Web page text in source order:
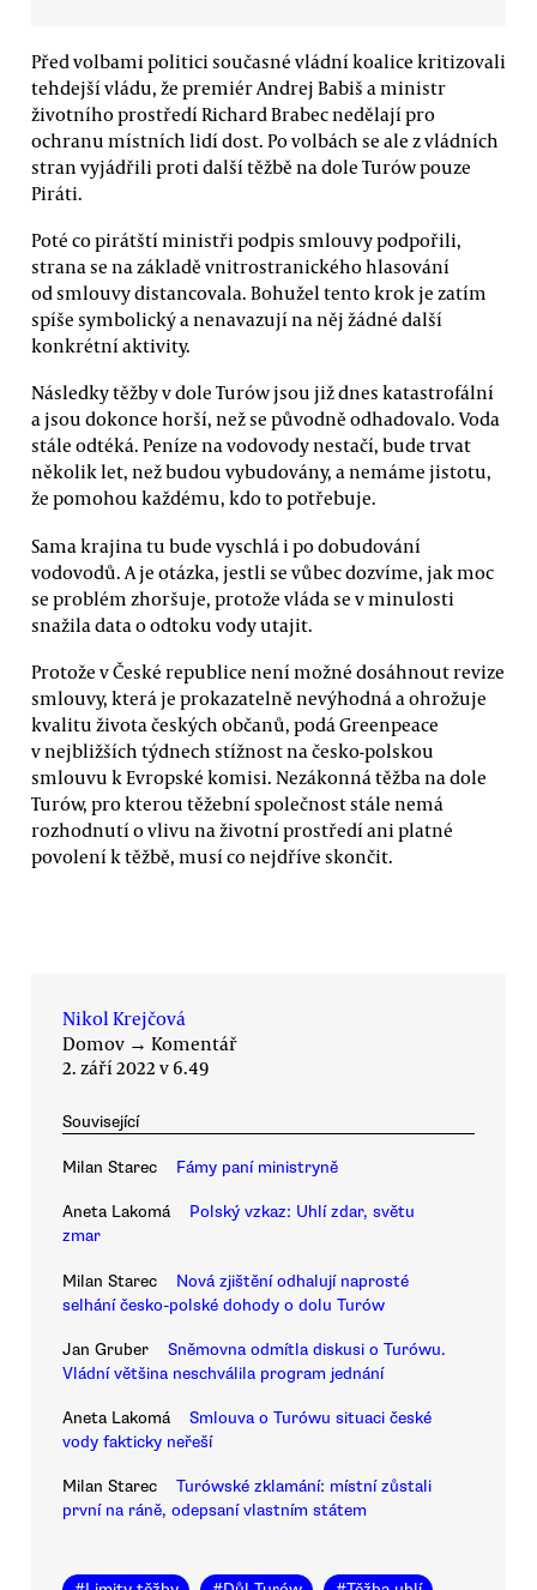
Před volbami politici současné vládní koalice kritizovali
tehdejší vládu, že premiér Andrej Babiš a ministr
životního prostředí Richard Brabec nedělají pro
ochranu místních lidí dost. Po volbách se ale z vládních
stran vyjádřili proti další těžbě na dole Turów pouze
Piráti.
Poté co pirátští ministři podpis smlouvy podpořili,
strana se na základě vnitrostranického hlasování
od smlouvy distancovala. Bohužel tento krok je zatím
spíše symbolický a nenavazují na něj žádné další
konkrétní aktivity.
Následky těžby v dole Turów jsou již dnes katastrofální
a jsou dokonce horší, než se původně odhadovalo. Voda
stále odtéká. Peníze na vodovody nestačí, bude trvat
několik let, než budou vybudovány, a nemáme jistotu,
že pomohou každému, kdo to potřebuje.
Sama krajina tu bude vyschlá i po dobudování
vodovodů. A je otázka, jestli se vůbec dozvíme, jak moc
se problém zhoršuje, protože vláda se v minulosti
snažila data o odtoku vody utajit.
Protože v České republice není možné dosáhnout revize
smlouvy, která je prokazatelně nevýhodná a ohrožuje
kvalitu života českých občanů, podá Greenpeace
v nejbližších týdnech stížnost na česko-polskou
smlouvu k Evropské komisi. Nezákonná těžba na dole
Turów, pro kterou těžební společnost stále nemá
rozhodnutí o vlivu na životní prostředí ani platné
povolení k těžbě, musí co nejdříve skončit.
Nikol Krejčová
Domov → Komentář
2. září 2022 v 6.49
Související
Milan Starec Fámy paní ministryně
Aneta Lakomá
Polský vzkaz: Uhlí zdar, světu
zmar
Milan Starec
Nová zjištění odhalují naprosté
selhání česko-polské dohody o dolu Turów
Jan Gruber
Sněmovna odmítla diskusi o Turówu.
Vládní většina neschválila program jednání
Aneta Lakomá
Smlouva o Turówu situaci české
vody fakticky neřeší
Milan Starec
Turówské zklamání: místní zůstali
první na ráně, odepsaní vlastním státem